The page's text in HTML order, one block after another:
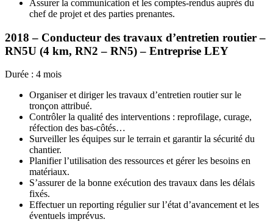
Assurer la communication et les comptes-rendus auprès du
chef de projet et des parties prenantes.
2018 – Conducteur des travaux d’entretien routier –
RN5U (4 km, RN2 – RN5) – Entreprise LEY
Durée : 4 mois
Organiser et diriger les travaux d’entretien routier sur le
tronçon attribué.
Contrôler la qualité des interventions : reprofilage, curage,
réfection des bas-côtés…
Surveiller les équipes sur le terrain et garantir la sécurité du
chantier.
Planifier l’utilisation des ressources et gérer les besoins en
matériaux.
S’assurer de la bonne exécution des travaux dans les délais
fixés.
Effectuer un reporting régulier sur l’état d’avancement et les
éventuels imprévus.